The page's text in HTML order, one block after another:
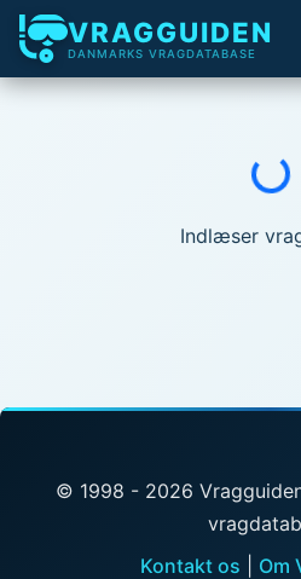
VRAGGUIDEN
DANMARKS VRAGDATABASE
Indlæser...
Indlæser
© 1998 - 2026
Kontakt os
Om